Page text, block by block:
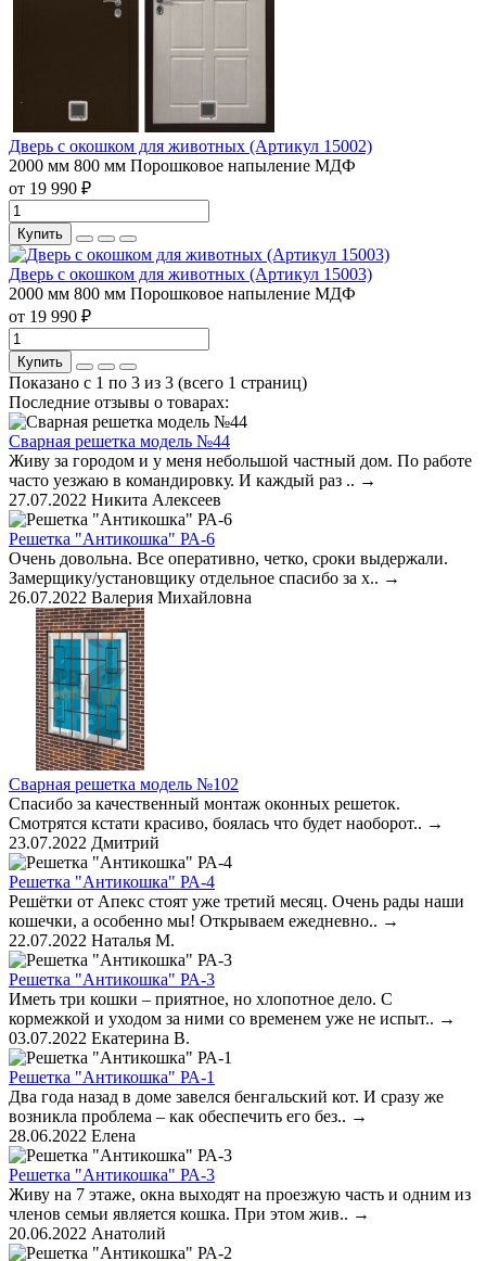
Дверь с окошком для животных (Артикул 15002)
2000 мм 800 мм Порошковое напыление МДФ
от 19 990 ₽
Купить
Дверь с окошком для животных (Артикул 15003)
2000 мм 800 мм Порошковое напыление МДФ
от 19 990 ₽
Купить
Показано с 1 по 3 из 3 (всего 1 страниц)
Последние отзывы о товарах:
Сварная решетка модель №44
Живу за городом и у меня небольшой частный дом. По работе
часто уезжаю в командировку. И каждый раз .. →
27.07.2022 Никита Алексеев
Решетка "Антикошка" РА-6
Очень довольна. Все оперативно, четко, сроки выдержали.
Замерщику/установщику отдельное спасибо за х.. →
26.07.2022 Валерия Михайловна
Сварная решетка модель №102
Спасибо за качественный монтаж оконных решеток.
Смотрятся кстати красиво, боялась что будет наоборот.. →
23.07.2022 Дмитрий
Решетка "Антикошка" РА-4
Решётки от Апекс стоят уже третий месяц. Очень рады наши
кошечки, а особенно мы! Открываем ежедневно.. →
22.07.2022 Наталья М.
Решетка "Антикошка" РА-3
Иметь три кошки – приятное, но хлопотное дело. С
кормежкой и уходом за ними со временем уже не испыт.. →
03.07.2022 Екатерина В.
Решетка "Антикошка" РА-1
Два года назад в доме завелся бенгальский кот. И сразу же
возникла проблема – как обеспечить его без.. →
28.06.2022 Елена
Решетка "Антикошка" РА-3
Живу на 7 этаже, окна выходят на проезжую часть и одним из
членов семьи является кошка. При этом жив.. →
20.06.2022 Анатолий